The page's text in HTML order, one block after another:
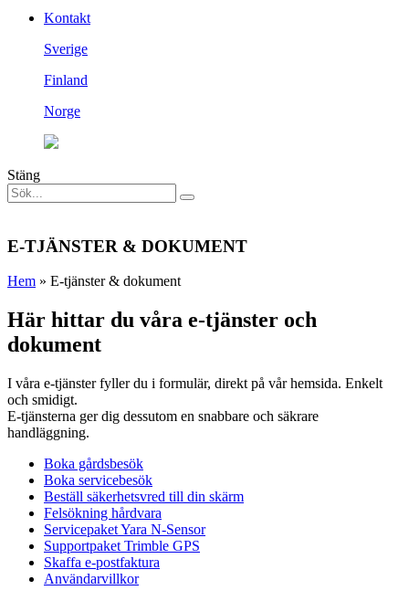
Kontakt
Sverige
Finland
Norge
Stäng
E-TJÄNSTER & DOKUMENT
Hem » E-tjänster & dokument
Här hittar du våra e-tjänster och
dokument
I våra e-tjänster fyller du i formulär, direkt på vår hemsida. Enkelt
och smidigt.
E-tjänsterna ger dig dessutom en snabbare och säkrare
handläggning.
Boka gårdsbesök
Boka servicebesök
Beställ säkerhetsvred till din skärm
Felsökning hårdvara
Servicepaket Yara N-Sensor
Supportpaket Trimble GPS
Skaffa e-postfaktura
Användarvillkor